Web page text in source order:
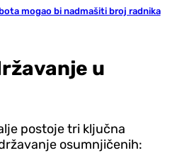
mogao bi nadmašiti broj radnika
u
postoje tri ključna
osumnjičenih: